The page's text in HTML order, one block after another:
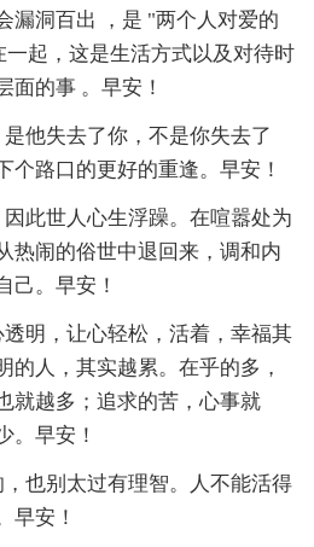
漏洞百出 ，是 "两个人对爱的
起，这是生活方式以及对待时
面的事 。早安！
他失去了你，不是你失去了
个路口的更好的重逢。早安！
此世人心生浮躁。在喧嚣处为
热闹的俗世中退回来，调和内
己。早安！
明，让心轻松，活着，幸福其
的人，其实越累。在乎的多，
就越多；追求的苦，心事就
。早安！
也别太过有理智。人不能活得
早安！